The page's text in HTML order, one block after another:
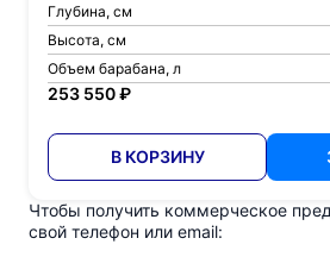
Глубина, см
Высота, см
Объем барабана, л
253 550 ₽
В КОРЗИНУ
Чтобы получить коммерческое
свой телефон или email: